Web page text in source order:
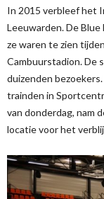
In 2015 verbleef het
Leeuwarden. De
ze waren te zien
Cambuurstadion. De
duizenden
trainden in
van donderdag, nam
locatie voor het